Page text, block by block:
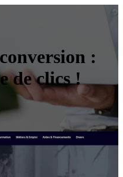
:
de clics !